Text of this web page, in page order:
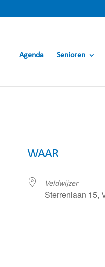
Agenda Senioren
WAAR
Veldwijzer
Sterrenlaan 15,